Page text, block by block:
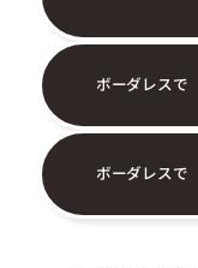
ボーダレスで
ボーダレスで